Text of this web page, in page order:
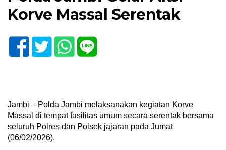
Korve Massal Serentak
Jambi – Polda Jambi melaksanakan kegiatan Korve
Massal di tempat fasilitas umum secara serentak bersama
seluruh Polres dan Polsek jajaran pada Jumat
(06/02/2026).